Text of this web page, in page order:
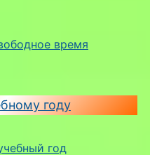
время
году
год